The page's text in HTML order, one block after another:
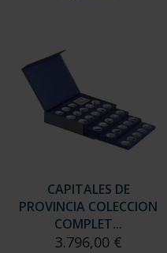
CAPITALES DE
PROVINCIA COLECCION
COMPLET...
3.796,00 €